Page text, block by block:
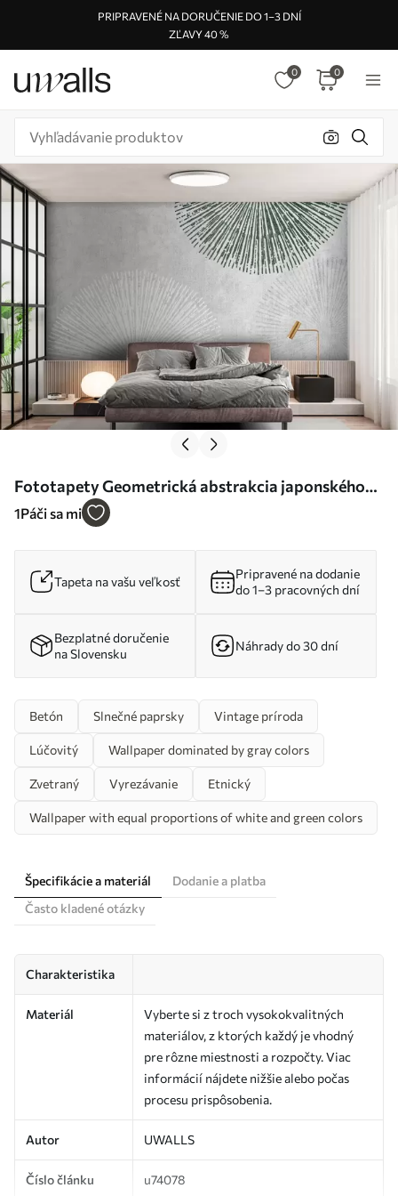
PRIPRAVENÉ NA DORUČENIE DO 1–3 DNÍ
ZĽAVY 40 %
0 0
Fototapety Geometrická abstrakcia japonského
vzoru Nr. u74078
1Páči sa mi
Tapeta na vašu veľkosť
Pripravené na dodanie
do 1–3 pracovných dní
Bezplatné doručenie
na Slovensku
Náhrady do 30 dní
Betón Slnečné paprsky Vintage príroda
Lúčovitý Wallpaper dominated by gray colors
Zvetraný Vyrezávanie Etnický
Wallpaper with equal proportions of white and green colors
Špecifikácie a materiál
Dodanie a platba
Často kladené otázky
Charakteristika
Materiál
Vyberte si z troch vysokokvalitných
materiálov, z ktorých každý je vhodný
pre rôzne miestnosti a rozpočty. Viac
informácií nájdete nižšie alebo počas
procesu prispôsobenia.
Autor UWALLS
Číslo článku u74078